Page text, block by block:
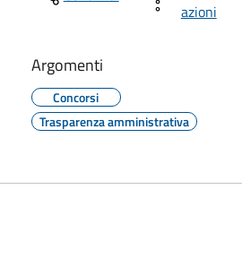
azioni
Argomenti
Concorsi
Trasparenza amministrativa